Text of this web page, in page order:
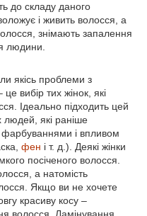
до складу даного
і живить волосся, а
знімають запалення
людини.
якісь проблеми з
вибір тих жінок, які
Ідеально підходить цей
людей, які раніше
і впливом
фен і т. д.). Деякі жінки
посіченого волосся.
а натомість
Якщо ви не хочете
красиву косу –